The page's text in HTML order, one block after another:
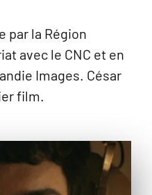
par la Région
avec le CNC et en
Images. César
film.